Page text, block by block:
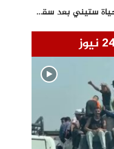
حادث مؤلم يودي بحياة ستيني بعد سقوطه في فرن تقليدي “للجير”
مصرع شابة ثلاثينية إثر سقوط سيارتها من منحدر خطير بالجرف الأصفر
العثور على جثة سبعيني مدفونة بعد أسابيع من اختفائه الغامض